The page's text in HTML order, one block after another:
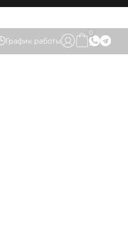
График работы
0